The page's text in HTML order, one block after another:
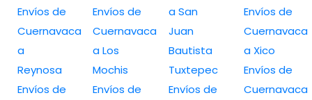
Envíos de
Cuernavaca
a
Reynosa
Envíos de
Envíos de
Cuernavaca
a Los
Mochis
Envíos de
a San
Juan
Bautista
Tuxtepec
Envíos de
Envíos de
Cuernavaca
a Xico
Envíos de
Cuernavaca